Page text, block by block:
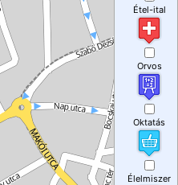
Étel-ital
Orvos
Oktatás
Élelmiszer